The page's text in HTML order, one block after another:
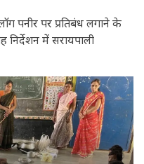
पनीर पर प्रतिबंध लगाने के
में सरायपाली